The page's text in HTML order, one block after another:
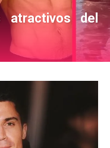
atractivos del